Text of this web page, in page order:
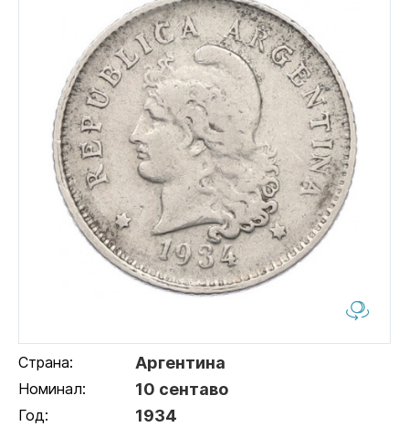
Страна: Аргентина
Номинал: 10 сентаво
Год: 1934